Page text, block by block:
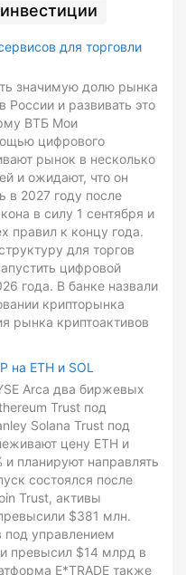
инвестиции
для торговли
значимую долю рынка
России и развивать это
ВТБ Мои
цифрового
рынок в несколько
и ожидают, что он
в 2027 году после
в силу 1 сентября и
правил к концу года.
для торгов
цифровой
года. В банке назвали
крипторынка
рынка криптоактивов
на ETH и SOL
Arca два биржевых
Trust под
Solana Trust под
цену ETH и
планируют направлять
состоялся после
Trust, активы
$381 млн.
под управлением
превысил $14 млрд в
E*TRADE также